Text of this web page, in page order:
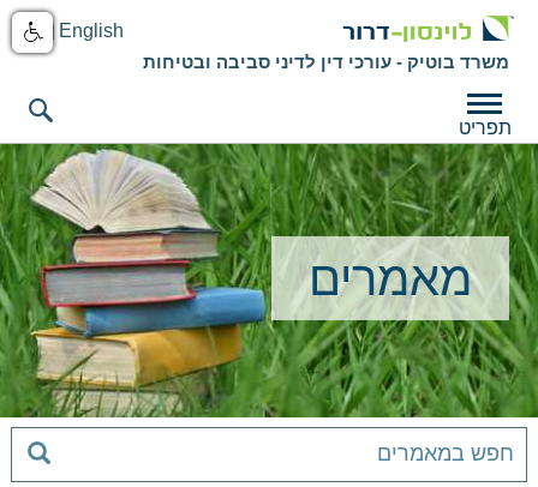
English
משרד בוטיק - עורכי דין לדיני סביבה ובטיחות
תפריט
מאמרים